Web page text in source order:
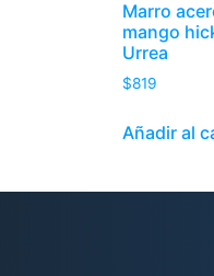
Marro
mango
Urrea
$819
Añadir al